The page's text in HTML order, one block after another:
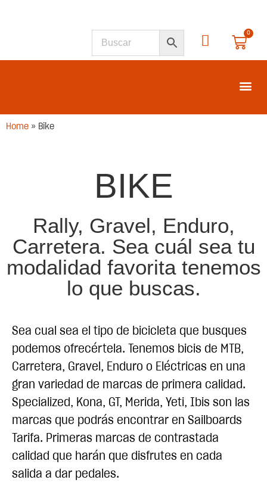
0
Home » Bike
BIKE
Rally, Gravel, Enduro,
Carretera. Sea cuál sea tu
modalidad favorita tenemos
lo que buscas.
Sea cual sea el tipo de bicicleta que busques
podemos ofrecértela. Tenemos bicis de MTB,
Carretera, Gravel, Enduro o Eléctricas en una
gran variedad de marcas de primera calidad.
Specialized, Kona, GT, Merida, Yeti, Ibis son las
marcas que podrás encontrar en Sailboards
Tarifa. Primeras marcas de contrastada
calidad que harán que disfrutes en cada
salida a dar pedales.